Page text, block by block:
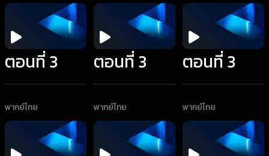
ตอนที่ 3
พากย์ไทย
ตอนที่ 3
พากย์ไทย
ตอนที่ 3
พากย์ไทย